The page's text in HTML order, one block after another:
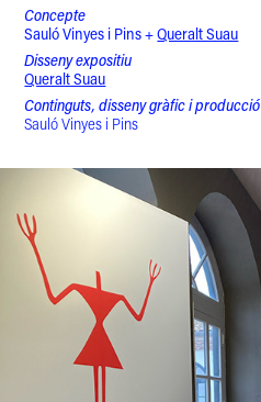
Concepte
Sauló Vinyes i Pins +Queralt Suau
Disseny expositiu
Queralt Suau
Continguts, disseny gràfic i producció
Sauló Vinyes i Pins